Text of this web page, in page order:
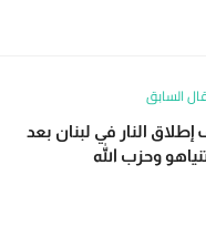
السابق
النار في لبنان بعد
وحزب الله